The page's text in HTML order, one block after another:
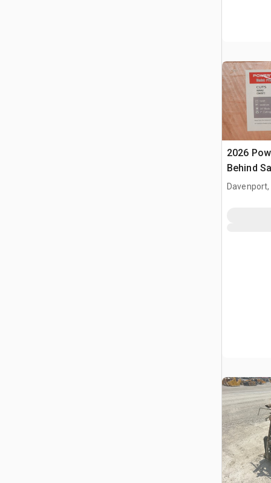
2026
Behind
Davenport,